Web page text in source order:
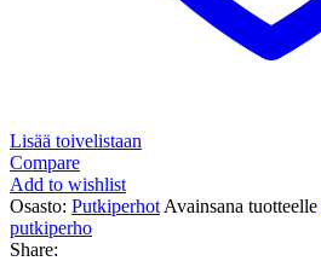
Lisää toivelistaan
Compare
Add to wishlist
Osasto: Putkiperhot Avainsana tuotteelle
putkiperho
Share: